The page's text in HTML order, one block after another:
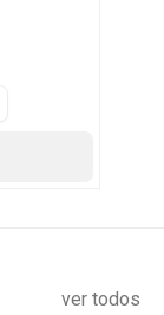
ver todos